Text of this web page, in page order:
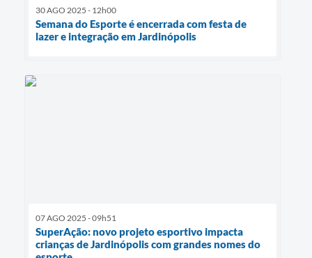
30 AGO 2025 - 12h00
Semana do Esporte é encerrada com festa de
lazer e integração em Jardinópolis
07 AGO 2025 - 09h51
SuperAção: novo projeto esportivo impacta
crianças de Jardinópolis com grandes nomes do